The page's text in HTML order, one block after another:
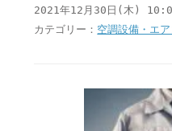
2021年12月30日(木)
カテゴリー： 空調設備・エ